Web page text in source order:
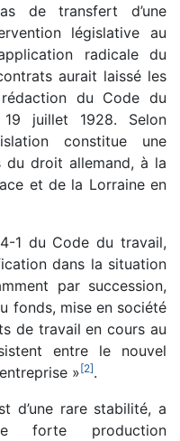
de transfert d’une
législative au
radicale du
aurait laissé les
du Code du
juillet 1928. Selon
constitue une
droit allemand, à la
et de la Lorraine en
1 du Code du travail,
dans la situation
par succession,
fonds, mise en société
de travail en cours au
entre le nouvel
»[2].
d’une rare stabilité, a
forte production